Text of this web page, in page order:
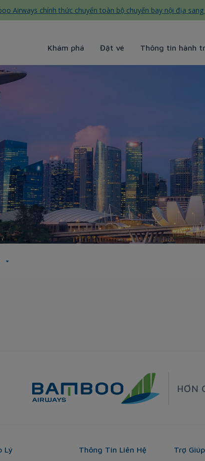
Airways chính thức chuyển toàn bộ chuyến bay nội địa
Khám phá Đặt vé Thông tin hành
HƠN
Lý Thông Tin Liên Hệ Trợ Giúp